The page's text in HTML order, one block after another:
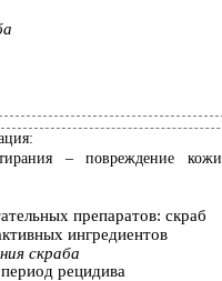
– повреждение кожи
препаратов: скраб
ингредиентов
скраба
рецидива